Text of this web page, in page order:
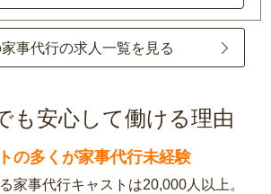
事代行の求人一覧を見る
も安心して働ける理由
の多くが家事代行未経験
家事代行キャストは20,000人以上。